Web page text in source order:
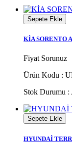
Sepete Ekle
KİA SORENTO
Fiyat Sorunuz
Ürün Kodu :
Stok Durumu :
Sepete Ekle
HYUNDAİ